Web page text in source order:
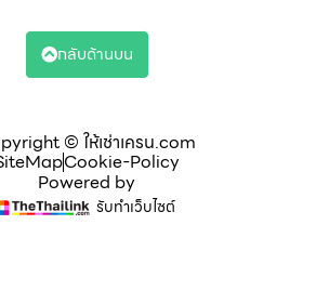
© ให้เช่าเครน.com
Cookie-Policy
Powered by
รับทำเว็บไซต์
กลับด้านบน